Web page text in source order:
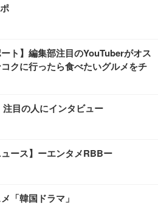
ート】編集部注目のYouTuberがオス
クに行ったら食べたいグルメをチ
注目の人にインタビュー
ュース】ーエンタメRBBー
「韓国ドラマ」